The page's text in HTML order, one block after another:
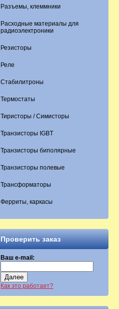
Разъемы, клеммники
Расходные материалы для
радиоэлектроники
Резисторы
Реле
Стабилитроны
Термостаты
Тиристоры / Симисторы
Транзисторы IGBT
Транзисторы биполярные
Транзисторы полевые
Трансформаторы
Ферриты, каркасы
Проверить заказ
Ваш e-mail:
Далее
Как это работает?